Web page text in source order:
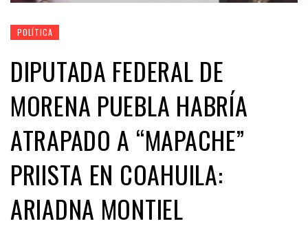
POLÍTICA
DIPUTADA FEDERAL DE
MORENA PUEBLA HABRÍA
ATRAPADO A “MAPACHE”
PRIISTA EN COAHUILA:
ARIADNA MONTIEL